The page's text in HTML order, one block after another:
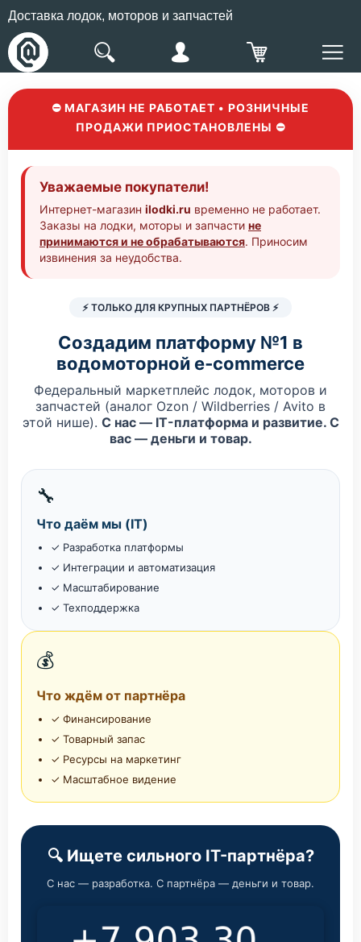
Доставка лодок, моторов и запчастей
⛔ МАГАЗИН НЕ РАБОТАЕТ • РОЗНИЧНЫЕ
ПРОДАЖИ ПРИОСТАНОВЛЕНЫ ⛔
Уважаемые покупатели!
Интернет-магазин ilodki.ru временно не работает.
Заказы на лодки, моторы и запчасти не
принимаются и не обрабатываются. Приносим
извинения за неудобства.
⚡ ТОЛЬКО ДЛЯ КРУПНЫХ ПАРТНЁРОВ ⚡
Создадим платформу №1 в
водомоторной e‑commerce
Федеральный маркетплейс лодок, моторов и
запчастей (аналог Ozon / Wildberries / Avito в
этой нише). С нас — IT-платформа и развитие. С
вас — деньги и товар.
🔧
Что даём мы (IT)
✓ Разработка платформы
✓ Интеграции и автоматизация
✓ Масштабирование
✓ Техподдержка
💰
Что ждём от партнёра
✓ Финансирование
✓ Товарный запас
✓ Ресурсы на маркетинг
✓ Масштабное видение
🔍 Ищете сильного IT-партнёра?
С нас — разработка. С партнёра — деньги и товар.